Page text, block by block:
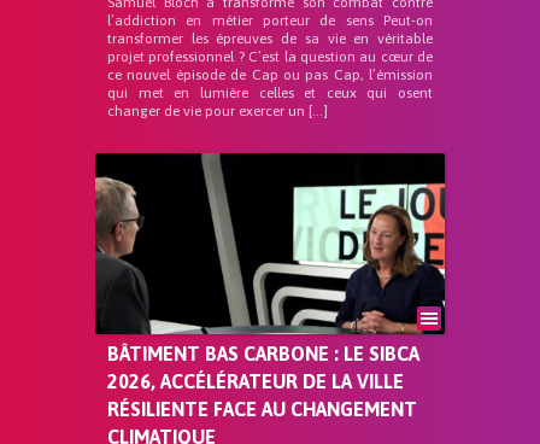
l’addiction en métier porteur de sens Peut-on
transformer les épreuves de sa vie en véritable
projet professionnel ? C’est la question au cœur de
ce nouvel épisode de Cap ou pas Cap, l’émission
qui met en lumière celles et ceux qui osent
changer de vie pour exercer un […]
BÂTIMENT BAS CARBONE : LE SIBCA
2026, ACCÉLÉRATEUR DE LA VILLE
RÉSILIENTE FACE AU CHANGEMENT
CLIMATIQUE